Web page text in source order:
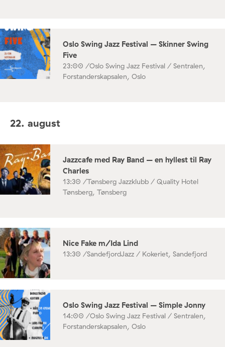
Oslo Swing Jazz Festival – Skinner Swing
Five
23:00 /Oslo Swing Jazz Festival / Sentralen,
Forstanderskapsalen, Oslo
22. august
Jazzcafe med Ray Band – en hyllest til Ray
Charles
13:30 /Tønsberg Jazzklubb / Quality Hotel
Tønsberg, Tønsberg
Nice Fake m/Ida Lind
13:30 /SandefjordJazz / Kokeriet, Sandefjord
Oslo Swing Jazz Festival – Simple Jonny
14:00 /Oslo Swing Jazz Festival / Sentralen,
Forstanderskapsalen, Oslo